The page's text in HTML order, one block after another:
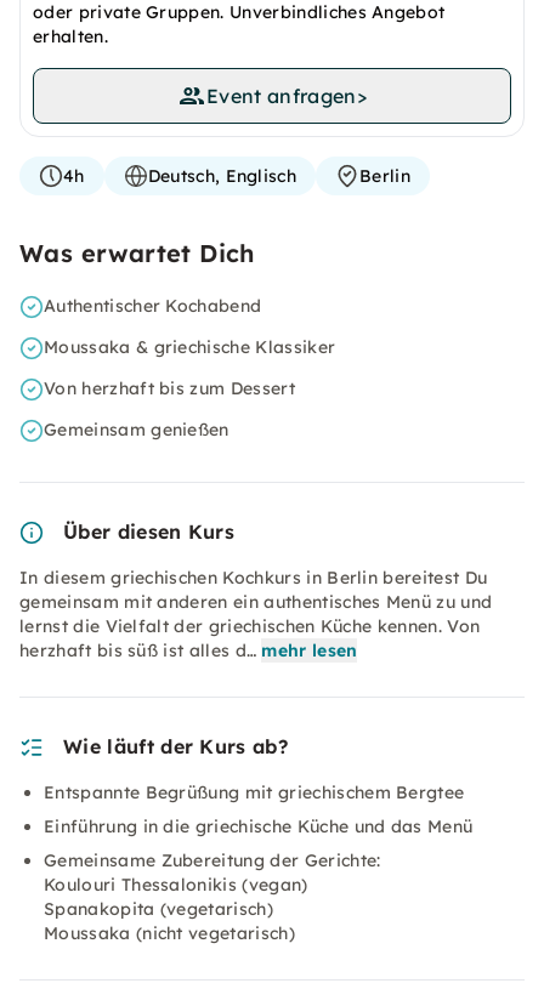
oder private Gruppen. Unverbindliches Angebot
erhalten.
Event anfragen>
4h Deutsch, Englisch Berlin
Was erwartet Dich
Authentischer Kochabend
Moussaka & griechische Klassiker
Von herzhaft bis zum Dessert
Gemeinsam genießen
Über diesen Kurs
In diesem griechischen Kochkurs in Berlin bereitest Du
gemeinsam mit anderen ein authentisches Menü zu und
lernst die Vielfalt der griechischen Küche kennen. Von
herzhaft bis süß ist alles d… mehr lesen
Wie läuft der Kurs ab?
Entspannte Begrüßung mit griechischem Bergtee
Einführung in die griechische Küche und das Menü
Gemeinsame Zubereitung der Gerichte:
Koulouri Thessalonikis (vegan)
Spanakopita (vegetarisch)
Moussaka (nicht vegetarisch)